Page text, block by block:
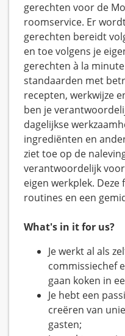
gerechten voor de
roomservice. Er
gerechten bereidt
en toe volgens je
gerechten à la
standaarden met
recepten, werkwijze
ben je
dagelijkse
ingrediënten en
ziet toe op de
verantwoordelijk
eigen werkplek.
routines en een
What's in it for us?
Je werkt al als
commissiechef
gaan koken in
Je hebt een
creëren van
gasten;